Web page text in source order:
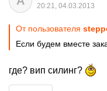
20:21, 04.03.2013
От пользователя
Если будем вместе
где? вип силинг?